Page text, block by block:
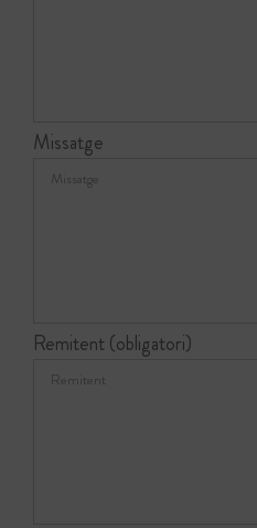
Missatge
Remitent (obligatori)